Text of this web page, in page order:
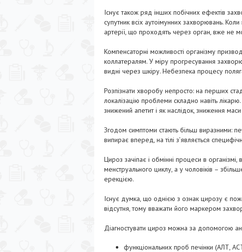
Існує також ряд інших побічних ефектів
супутник всіх аутоімунних захворювань.
артерії, що проходять через орган, вже не
Компенсаторні можливості організму
коллатералям. У міру прогресування
видні через шкіру. Небезпека процесу
Розпізнати хворобу непросто: на перших
локалізацію проблеми складно навіть лікарю.
знижений апетит і як наслідок, зниження маси
Згодом симптоми стають більш виразними:
випирає вперед, на тілі з’являється
Цироз зачіпає і обмінні процеси в
менструального циклу, а у чоловіків –
ерекцією.
Існує думка, що однією з ознак цирозу є
відсутня, тому вважати його маркером
Діагностувати цироз можна за допомогою
функціональних проб печінки (АЛТ,